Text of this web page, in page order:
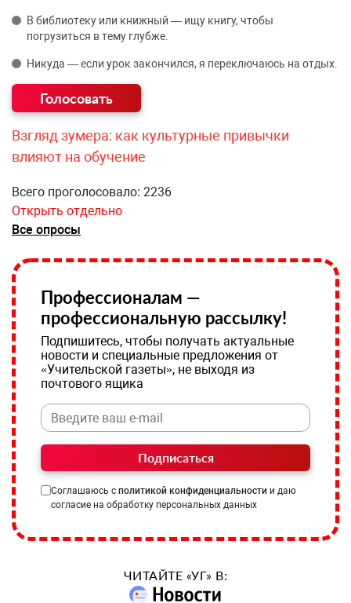
В библиотеку или книжный — ищу книгу, чтобы
погрузиться в тему глубже.
Никуда — если урок закончился, я переключаюсь на отдых.
Взгляд зумера: как культурные привычки
влияют на обучение
Всего проголосовало: 2236
Открыть отдельно
Все опросы
Профессионалам —
профессиональную рассылку!
Подпишитесь, чтобы получать актуальные
новости и специальные предложения от
«Учительской газеты», не выходя из
почтового ящика
Подписаться
Соглашаюсь с политикой конфиденциальности и даю
согласие на обработку персональных данных
ЧИТАЙТЕ «УГ» В: